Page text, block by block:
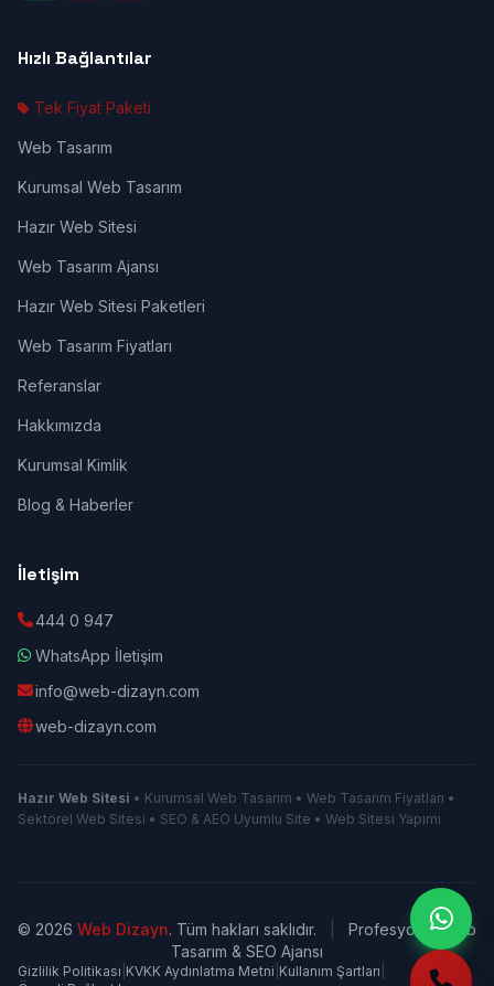
Hızlı Bağlantılar
Tek Fiyat Paketi
Web Tasarım
Kurumsal Web Tasarım
Hazır Web Sitesi
Web Tasarım Ajansı
Hazır Web Sitesi Paketleri
Web Tasarım Fiyatları
Referanslar
Hakkımızda
Kurumsal Kimlik
Blog & Haberler
İletişim
444 0 947
WhatsApp İletişim
info@web-dizayn.com
web-dizayn.com
Hazır Web Sitesi • Kurumsal Web Tasarım • Web Tasarım Fiyatları •
Sektörel Web Sitesi • SEO & AEO Uyumlu Site • Web Sitesi Yapımı
© 2026 Web Dizayn. Tüm hakları saklıdır.
Profesyonel Web
Tasarım & SEO Ajansı
Gizlilik Politikası KVKK Aydınlatma Metni Kullanım Şartları